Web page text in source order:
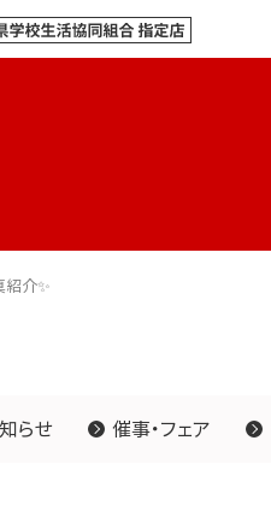
紹介✨
らせ 催事・フェア